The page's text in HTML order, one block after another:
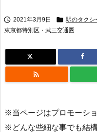
 2021年3月9日  駅のタクシ
東京都特別区・武三交通圏

※当ページはプロモーシ
※どんな些細な事でも結